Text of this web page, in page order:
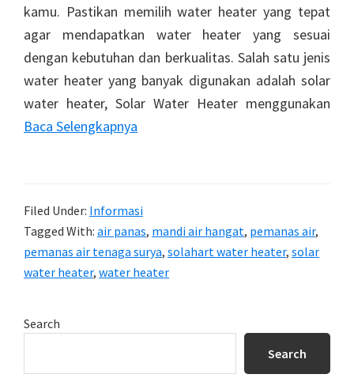
kamu. Pastikan memilih water heater yang tepat
agar mendapatkan water heater yang sesuai
dengan kebutuhan dan berkualitas. Salah satu jenis
water heater yang banyak digunakan adalah solar
water heater, Solar Water Heater menggunakan
Baca Selengkapnya
Filed Under: Informasi
Tagged With: air panas, mandi air hangat, pemanas air,
pemanas air tenaga surya, solahart water heater, solar
water heater, water heater
Primary
Search
Search